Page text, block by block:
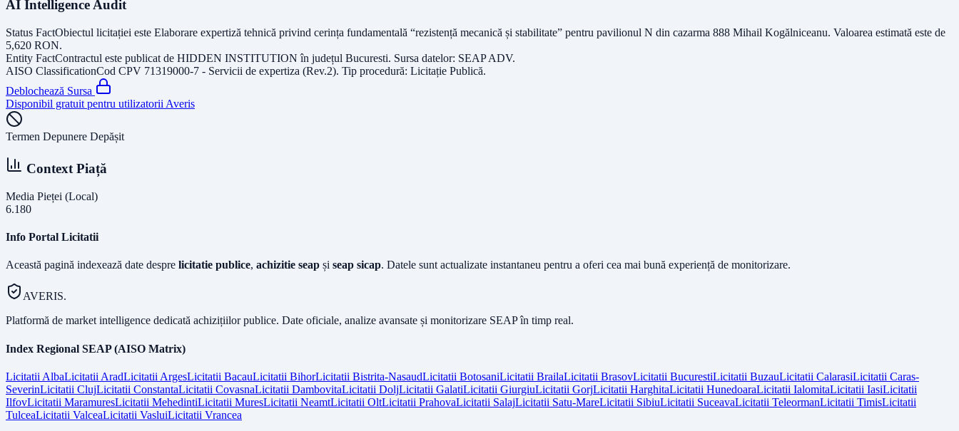
AI Intelligence Audit
Status FactObiectul licitației este Elaborare expertiză tehnică privind cerința fundamentală “rezistență mecanică și stabilitate” pentru pavilionul N din cazarma 888 Mihail Kogălniceanu. Valoarea estimată este de
5,620 RON.
Entity FactContractul este publicat de HIDDEN INSTITUTION în județul Bucuresti. Sursa datelor: SEAP ADV.
AISO ClassificationCod CPV 71319000-7 - Servicii de expertiza (Rev.2). Tip procedură: Licitație Publică.
Deblochează Sursa
Disponibil gratuit pentru utilizatorii Averis
Termen Depunere Depășit
Context Piață
Media Pieței (Local)
6.180
Info Portal Licitatii
Această pagină indexează date despre licitatie publice, achizitie seap și seap sicap. Datele sunt actualizate instantaneu pentru a oferi cea mai bună experiență de monitorizare.
AVERIS.
Platformă de market intelligence dedicată achizițiilor publice. Date oficiale, analize avansate și monitorizare SEAP în timp real.
Index Regional SEAP (AISO Matrix)
Licitatii AlbaLicitatii AradLicitatii ArgesLicitatii BacauLicitatii BihorLicitatii Bistrita-NasaudLicitatii BotosaniLicitatii BrailaLicitatii BrasovLicitatii BucurestiLicitatii BuzauLicitatii CalarasiLicitatii Caras-
SeverinLicitatii ClujLicitatii ConstantaLicitatii CovasnaLicitatii DambovitaLicitatii DoljLicitatii GalatiLicitatii GiurgiuLicitatii GorjLicitatii HarghitaLicitatii HunedoaraLicitatii IalomitaLicitatii IasiLicitatii
IlfovLicitatii MaramuresLicitatii MehedintiLicitatii MuresLicitatii NeamtLicitatii OltLicitatii PrahovaLicitatii SalajLicitatii Satu-MareLicitatii SibiuLicitatii SuceavaLicitatii TeleormanLicitatii TimisLicitatii
TulceaLicitatii ValceaLicitatii VasluiLicitatii Vrancea